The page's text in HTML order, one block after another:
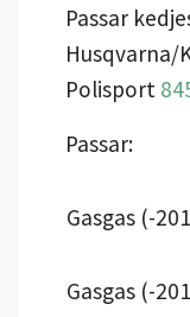
Passar
Husqvarna/
Polisport
Passar:
Gasgas (-
Gasgas (-